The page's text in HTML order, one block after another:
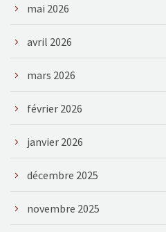
mai 2026
avril 2026
mars 2026
février 2026
janvier 2026
décembre 2025
novembre 2025